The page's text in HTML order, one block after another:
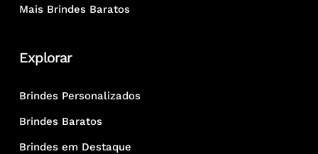
Mais Brindes Baratos
Explorar
Brindes Personalizados
Brindes Baratos
Brindes em Destaque